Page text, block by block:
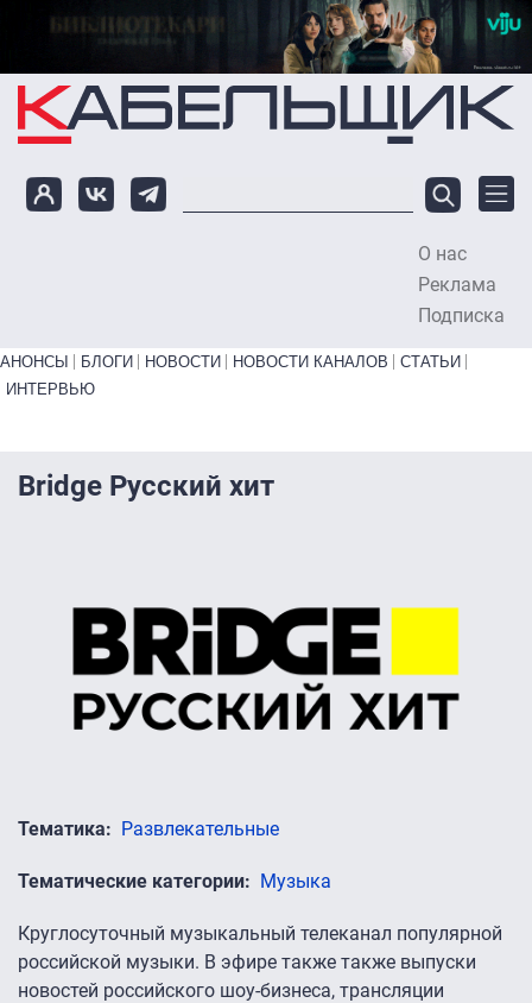
Перейти к основному содержанию
О нас
Реклама
Подписка
Primary links bottom
АНОНСЫ БЛОГИ НОВОСТИ НОВОСТИ КАНАЛОВ
СТАТЬИ
ИНТЕРВЬЮ
Bridge Русский хит
Тематика Развлекательные
Тематические категории Музыка
Круглосуточный музыкальный телеканал популярной
российской музыки. В эфире также также выпуски
новостей российского шоу-бизнеса, трансляции